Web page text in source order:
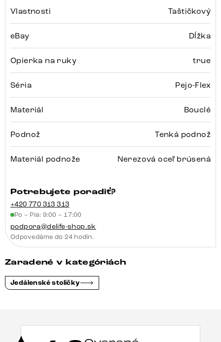
Vlastnosti Taštičkový
eBay Dĺžka
Opierka na ruky true
Séria Pejo-Flex
Materiál Bouclé
Podnož Tenká podnož
Materiál podnože Nerezová oceľ brúsená
Potrebujete poradiť?
+420 770 313 313
Po – Pia: 9:00 – 17:00
podpora@delife-shop.sk
Odpovedáme do 24 hodín.
Zaradené v kategóriách
Jedálenské stoličky